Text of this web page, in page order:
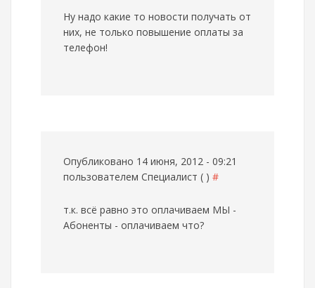
Ну надо какие то новости получать от
них, не только повышение оплаты за
телефон!
Опубликовано 14 июня, 2012 - 09:21
пользователем Специалист ( ) #
т.к. всё равно это оплачиваем МЫ -
Абоненты - оплачиваем что?